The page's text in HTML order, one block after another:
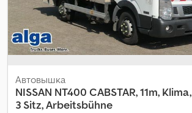
Автовышка
NISSAN NT400 CABSTAR, 11m, Klima,
3 Sitz, Arbeitsbühne